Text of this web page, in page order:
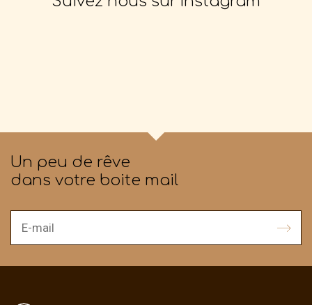
Un peu de rêve
dans votre boite mail